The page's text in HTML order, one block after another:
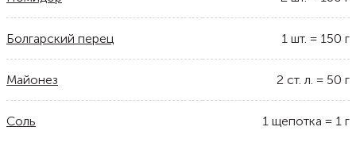
Болгарский перец 1 шт. = 150 г
Майонез 2 ст. л. = 50 г
Соль 1 щепотка = 1 г